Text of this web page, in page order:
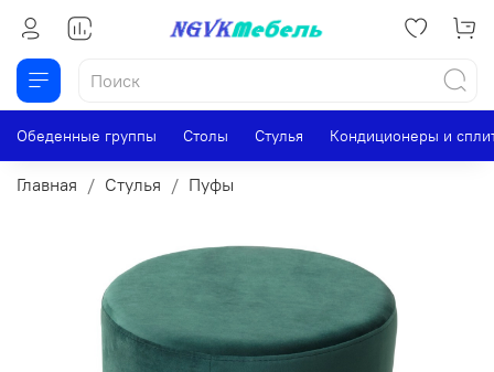
Обеденные группы Столы Стулья Кондиционеры и
Главная Стулья Пуфы